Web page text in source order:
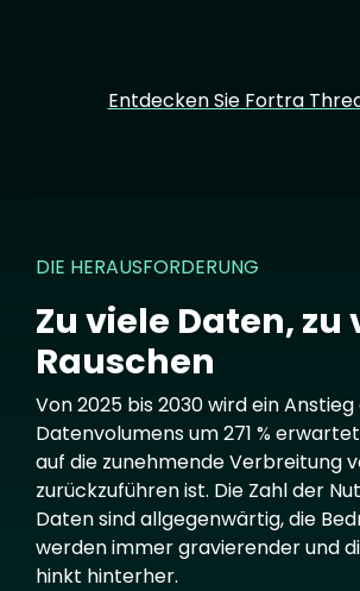
Entdecken Sie Fortra
DIE HERAUSFORDERUNG
Zu viele Daten, zu
Rauschen
Von 2025 bis 2030 wird ein Anstieg
Datenvolumens um 271 %
auf die zunehmende Verbreitung
zurückzuführen ist. Die Zahl der
Daten sind allgegenwärtig, die
werden immer gravierender und
hinkt hinterher.